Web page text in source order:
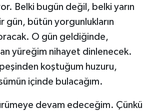
Belki bugün değil, belki yarın
gün, bütün yorgunlukların
O gün geldiğinde,
yüreğim nihayet dinlenecek.
peşinden koştuğum huzuru,
içinde bulacağım.
devam edeceğim. Çünkü